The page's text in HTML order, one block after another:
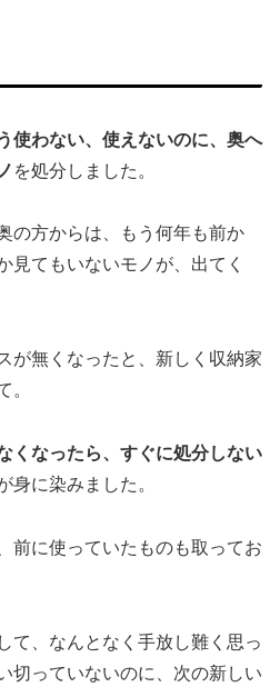
使わない、使えないのに、奥へ
を処分しました。
の方からは、もう何年も前か
見てもいないモノが、出てく
が無くなったと、新しく収納家
。
くなったら、すぐに処分しない
身に染みました。
前に使っていたものも取ってお
て、なんとなく手放し難く思っ
切っていないのに、次の新しい